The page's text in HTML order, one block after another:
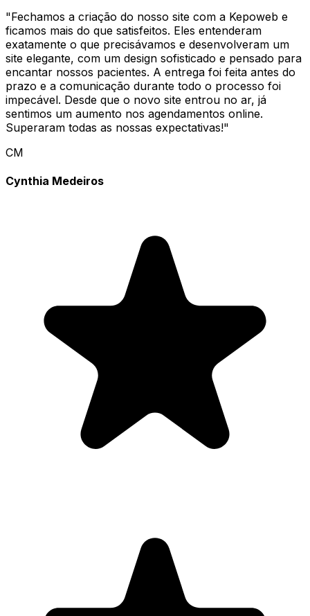
"Fechamos a criação do nosso site com a Kepoweb e
ficamos mais do que satisfeitos. Eles entenderam
exatamente o que precisávamos e desenvolveram um
site elegante, com um design sofisticado e pensado para
encantar nossos pacientes. A entrega foi feita antes do
prazo e a comunicação durante todo o processo foi
impecável. Desde que o novo site entrou no ar, já
sentimos um aumento nos agendamentos online.
Superaram todas as nossas expectativas!"
CM
Cynthia Medeiros